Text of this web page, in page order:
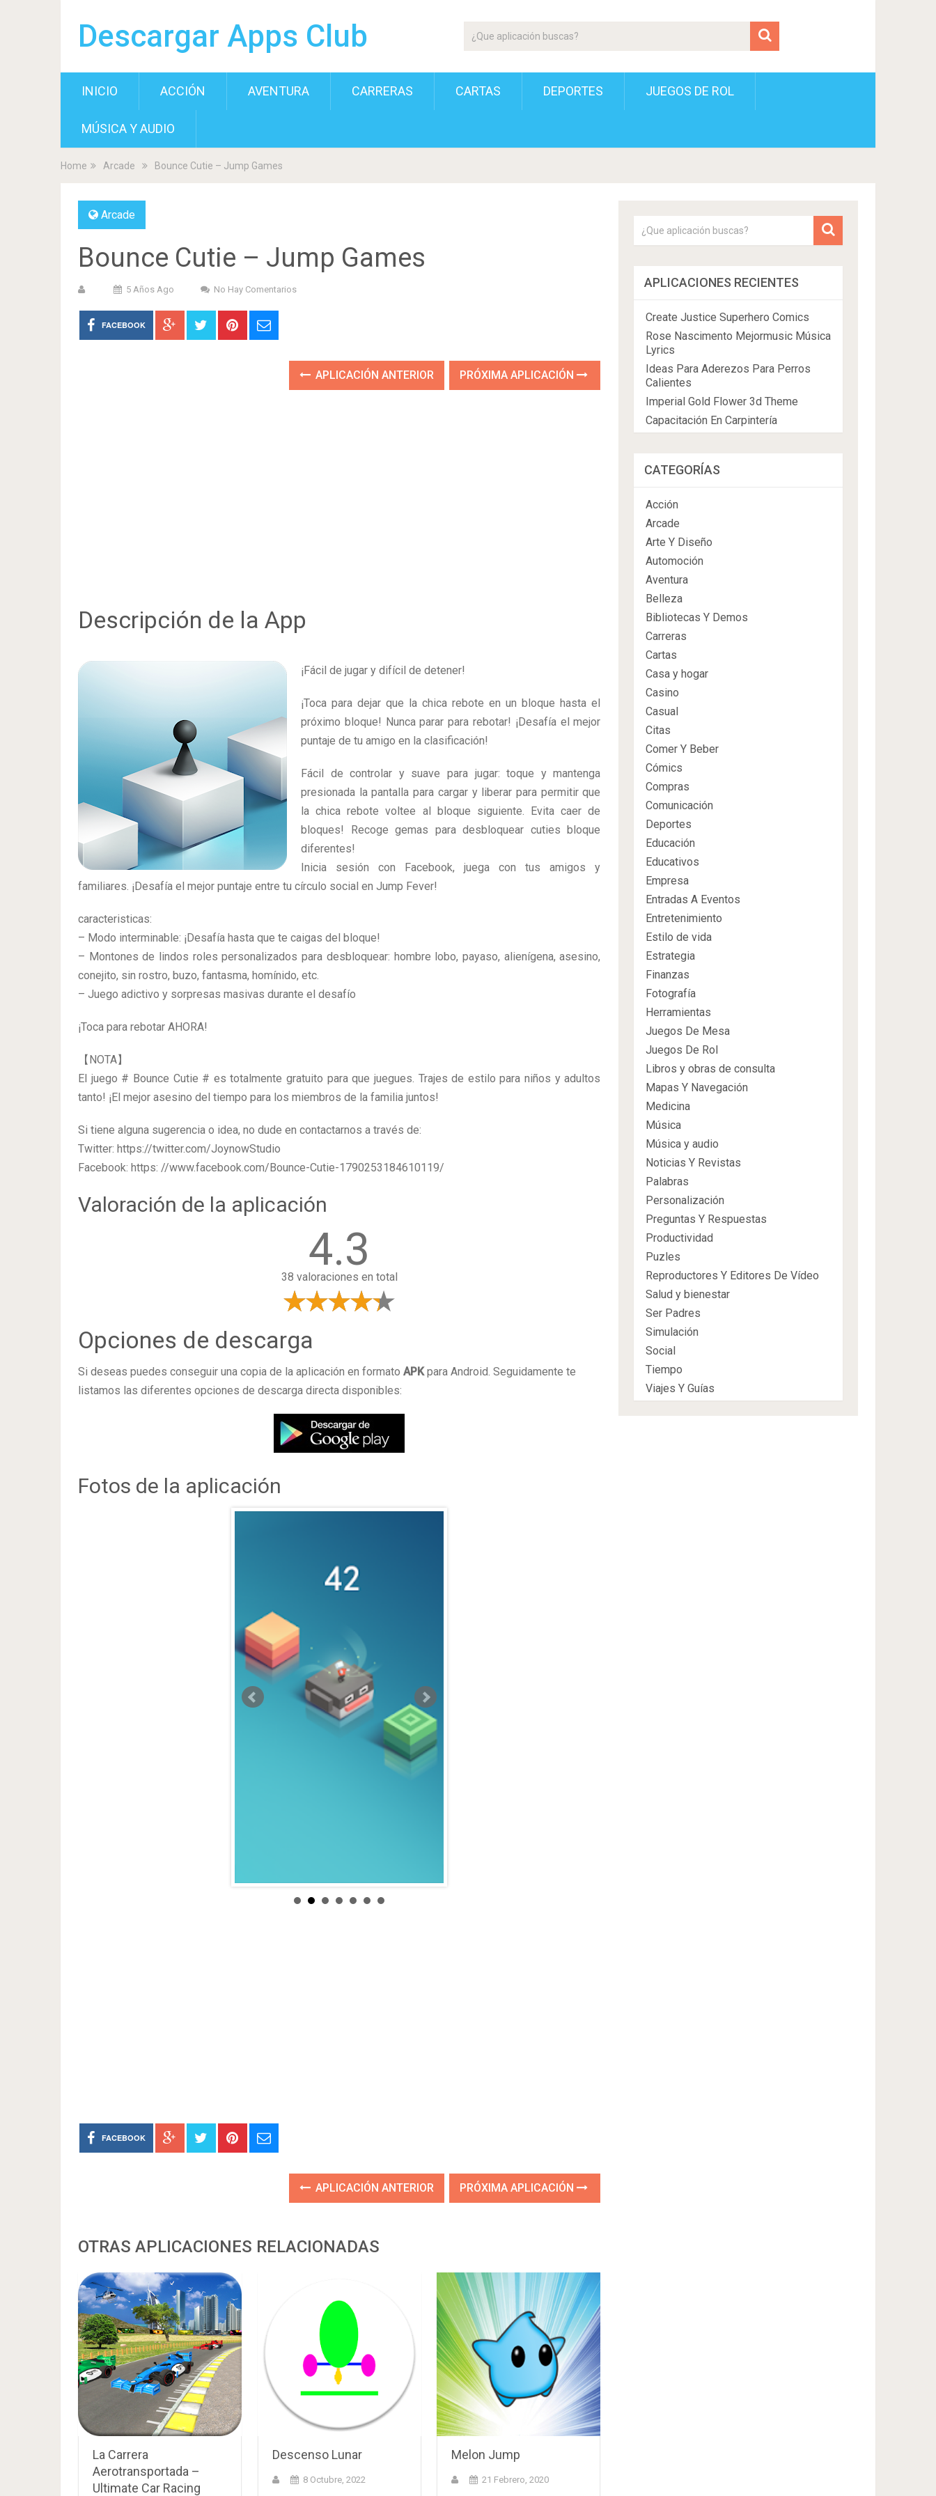
Descargar Apps Club
INICIO ACCIÓN AVENTURA CARRERAS CARTAS DEPORTES JUEGOS DE ROL
MÚSICA Y AUDIO
Home Arcade Bounce Cutie – Jump Games
Arcade
Bounce Cutie – Jump Games
5 Años Ago No Hay Comentarios
FACEBOOK
APLICACIÓN ANTERIOR PRÓXIMA APLICACIÓN
Descripción de la App
¡Fácil de jugar y difícil de detener!
¡Toca para dejar que la chica rebote en un bloque hasta el
próximo bloque! Nunca parar para rebotar! ¡Desafía el mejor
puntaje de tu amigo en la clasificación!
Fácil de controlar y suave para jugar: toque y mantenga
presionada la pantalla para cargar y liberar para permitir que
la chica rebote voltee al bloque siguiente. Evita caer de
bloques! Recoge gemas para desbloquear cuties bloque
diferentes!
Inicia sesión con Facebook, juega con tus amigos y
familiares. ¡Desafía el mejor puntaje entre tu círculo social en Jump Fever!
caracteristicas:
– Modo interminable: ¡Desafía hasta que te caigas del bloque!
– Montones de lindos roles personalizados para desbloquear: hombre lobo, payaso, alienígena, asesino,
conejito, sin rostro, buzo, fantasma, homínido, etc.
– Juego adictivo y sorpresas masivas durante el desafío
¡Toca para rebotar AHORA!
【NOTA】
El juego # Bounce Cutie # es totalmente gratuito para que juegues. Trajes de estilo para niños y adultos
tanto! ¡El mejor asesino del tiempo para los miembros de la familia juntos!
Si tiene alguna sugerencia o idea, no dude en contactarnos a través de:
Twitter: https://twitter.com/JoynowStudio
Facebook: https: //www.facebook.com/Bounce-Cutie-1790253184610119/
Valoración de la aplicación
4.3
38 valoraciones en total
Opciones de descarga
Si deseas puedes conseguir una copia de la aplicación en formato APKpara Android. Seguidamente te
listamos las diferentes opciones de descarga directa disponibles:
Fotos de la aplicación
FACEBOOK
APLICACIÓN ANTERIOR PRÓXIMA APLICACIÓN
OTRAS APLICACIONES RELACIONADAS
La Carrera
Aerotransportada –
Ultimate Car Racing
Descenso Lunar
8 Octubre, 2022
Melon Jump
21 Febrero, 2020
APLICACIONES RECIENTES
Create Justice Superhero Comics
Rose Nascimento Mejormusic Música
Lyrics
Ideas Para Aderezos Para Perros
Calientes
Imperial Gold Flower 3d Theme
Capacitación En Carpintería
CATEGORÍAS
Acción
Arcade
Arte Y Diseño
Automoción
Aventura
Belleza
Bibliotecas Y Demos
Carreras
Cartas
Casa y hogar
Casino
Casual
Citas
Comer Y Beber
Cómics
Compras
Comunicación
Deportes
Educación
Educativos
Empresa
Entradas A Eventos
Entretenimiento
Estilo de vida
Estrategia
Finanzas
Fotografía
Herramientas
Juegos De Mesa
Juegos De Rol
Libros y obras de consulta
Mapas Y Navegación
Medicina
Música
Música y audio
Noticias Y Revistas
Palabras
Personalización
Preguntas Y Respuestas
Productividad
Puzles
Reproductores Y Editores De Vídeo
Salud y bienestar
Ser Padres
Simulación
Social
Tiempo
Viajes Y Guías